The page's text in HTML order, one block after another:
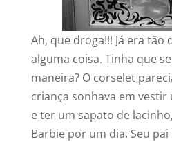
Ah, que droga!!! Já era tão
alguma coisa. Tinha que
maneira? O corselet
criança sonhava em
e ter um sapato de
Barbie por um dia. Seu